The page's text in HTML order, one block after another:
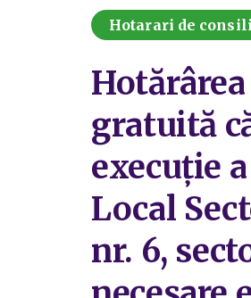
Hotarari de
gratuită
execuție
Local
nr. 6,